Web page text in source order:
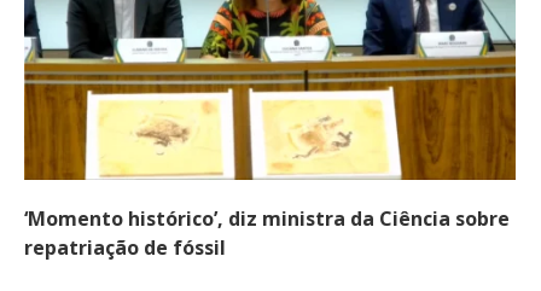
‘Momento histórico’, diz ministra da Ciência sobre
repatriação de fóssil